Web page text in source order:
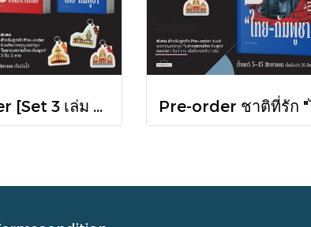
Pre-order [Set 3 เล่ม ] หนังสือชุดความสัมพันธ์ "ไทย-กัมพูชา" / มติชน